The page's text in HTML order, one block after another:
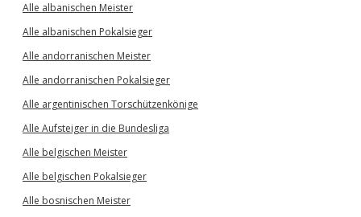
Alle albanischen Meister
Alle albanischen Pokalsieger
Alle andorranischen Meister
Alle andorranischen Pokalsieger
Alle argentinischen Torschützenkönige
Alle Aufsteiger in die Bundesliga
Alle belgischen Meister
Alle belgischen Pokalsieger
Alle bosnischen Meister